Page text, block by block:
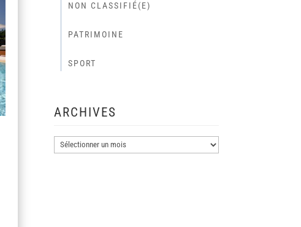
NON CLASSIFIÉ(E)
PATRIMOINE
SPORT
ARCHIVES
Archives